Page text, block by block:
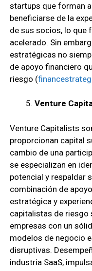
startups que forman
beneficiarse de la
de sus socios, lo que
acelerado. Sin
estratégicas no
de apoyo financiero
riesgo (
Venture
Venture Capitalists
proporcionan capital
cambio de una
se especializan en
potencial y respaldar
combinación de
estratégica y
capitalistas de riesgo
empresas con un
modelos de negocio
disruptivas.
industria SaaS,